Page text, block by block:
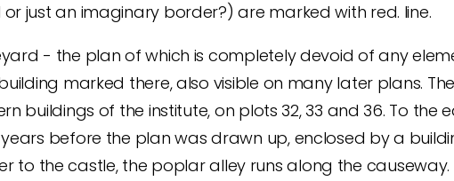
just an imaginary border?) are marked with red. line.
- the plan of which is completely devoid of any
marked there, also visible on many later plans.
buildings of the institute, on plots 32, 33 and 36. To
before the plan was drawn up, enclosed by a
to the castle, the poplar alley runs along the